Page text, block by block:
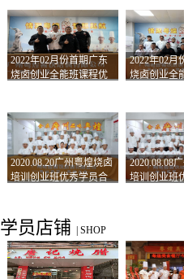
2022年02月份首期广东
烧卤创业全能班课程优
2022年02月
烧卤创业全
2020.08.20广州粤煌烧卤
培训创业班优秀学员合
2020.08.08
培训创业班
学员店铺 SHOP